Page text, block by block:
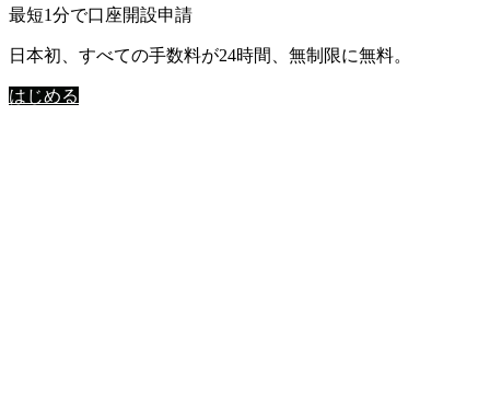
最短1分で口座開設申請
日本初、すべての手数料が24時間、無制限に無料。
はじめる